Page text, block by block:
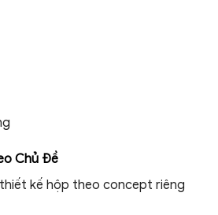
Chủ Đề
kế hộp theo concept riêng